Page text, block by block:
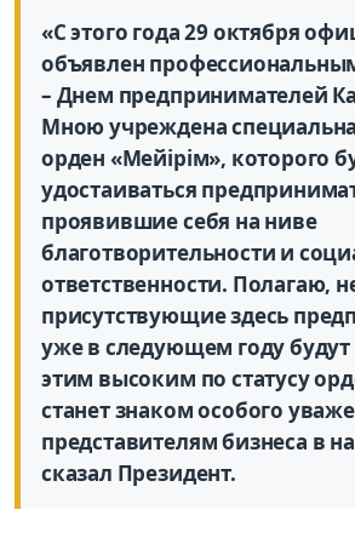
«С этого года 29 октября
объявлен
– Днем предпринимателей
Мною учреждена
орден «Мейірім», которого
удостаиваться
проявившие себя на ниве
благотворительности и
ответственности. Полагаю,
присутствующие здесь
уже в следующем году
этим высоким по статусу
станет знаком особого
представителям бизнеса в
сказал Президент.